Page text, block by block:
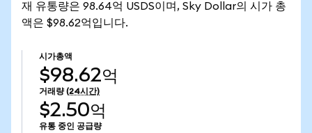
재 유통량은 98.64억 USDS이며, Sky Dollar의 시가 총
액은 $98.62억입니다.
시가총액
$98.62억
거래량 (24시간)
$2.50억
유통 중인 공급량